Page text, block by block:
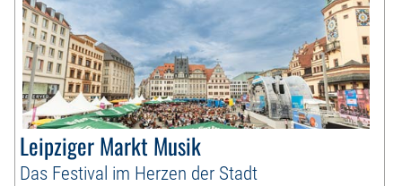
Leipziger Markt Musik
Das Festival im Herzen der Stadt